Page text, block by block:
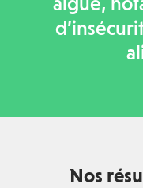
Nos